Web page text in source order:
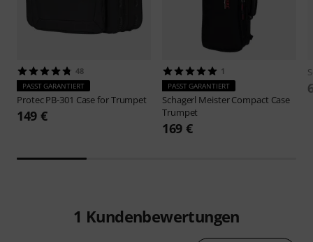
48
PASST GARANTIERT
ProtecPB-301 Case for Trumpet
149 €
1
PASST GARANTIERT
Schagerl Meister Compact Case
Trumpet
169 €
1 Kundenbewertungen